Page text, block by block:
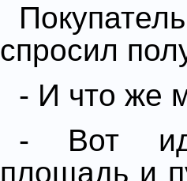
спросил
- И что же
- Вот
площадь и